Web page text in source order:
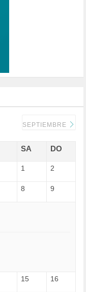
SEPTIEMBRE
SA DO
1 2
8 9
15 16